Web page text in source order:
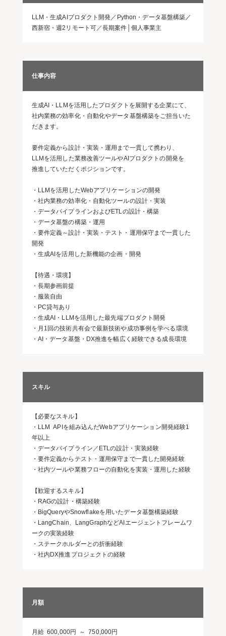
LLM・生成AIプロダクト開発／Python・データ基盤構築／
西新宿・週2リモート可／長期案件│個人事業主
仕事内容
生成AI・LLMを活用したプロダクトを展開する企業にて、
社内業務の効率化・自動化やデータ基盤構築をご担当いた
だきます。
要件定義から設計・実装・運用まで一貫して携わり、
LLMを活用した業務改善ツールやAIプロダクトの開発を
推進していただくポジションです。
・LLMを活用したWebアプリケーションの開発
・社内業務の効率化・自動化ツールの設計・実装
・データパイプラインおよびETLの設計・構築
・データ基盤の構築・運用
・要件定義～設計・実装・テスト・運用保守まで一貫した
開発
・生成AIを活用した新機能の企画・開発
【待遇・環境】
・長期参画前提
・服装自由
・PC貸与あり
・生成AI・LLMを活用した最先端プロダクト開発
・月1回の技術共有会で最新技術や成功事例を学べる環境
・AI・データ基盤・DX推進を幅広く経験できる成長環境
スキル
【必要なスキル】
・LLM APIを組み込んだWebアプリケーション開発経験1
年以上
・データパイプライン／ETLの設計・実装経験
・要件定義からテスト・運用保守まで一貫した開発経験
・社内ツールや業務フローの自動化を実装・運用した経験
【歓迎するスキル】
・RAGの設計・構築経験
・BigQueryやSnowflakeを用いたデータ基盤構築経験
・LangChain、LangGraphなどAIエージェントフレームワ
ークの実装経験
・ステークホルダーとの折衝経験
・社内DX推進プロジェクトの経験
月額
月給 600,000円 ～ 750,000円